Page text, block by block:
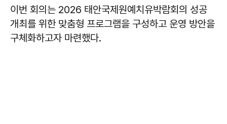
이번 회의는 2026 태안국제원예치유박람회의 성공
개최를 위한 맞춤형 프로그램을 구성하고 운영 방안을
구체화하고자 마련했다.